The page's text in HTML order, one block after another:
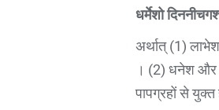
धर्मेशो
अर्थात् (1)
। (2) धनेश और
पापग्रहों से युक्त